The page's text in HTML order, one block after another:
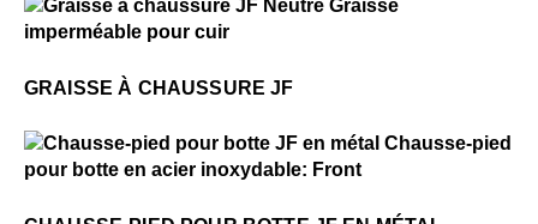
GRAISSE À CHAUSSURE JF